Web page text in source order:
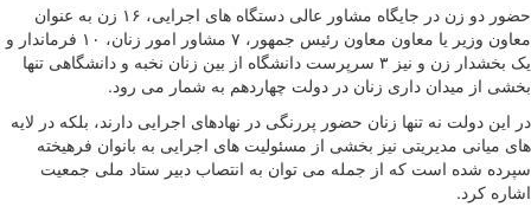
حضور دو زن در جایگاه مشاور عالی دستگاه های اجرایی، ۱۶ زن به عنوان
معاون وزیر یا معاون معاون رئیس جمهور، ۷ مشاور امور زنان، ۱۰ فرماندار و
یک بخشدار زن و نیز ۳ سرپرست دانشگاه از بین زنان نخبه و دانشگاهی تنها
بخشی از میدان داری زنان در دولت چهاردهم به شمار می رود.
در این دولت نه تنها زنان حضور پررنگی در نهادهای اجرایی دارند، بلکه در لایه
های میانی مدیریتی نیز بخشی از مسئولیت های اجرایی به بانوان فرهیخته
سپرده شده است که از جمله می توان به انتصاب دبیر ستاد ملی جمعیت
اشاره کرد.